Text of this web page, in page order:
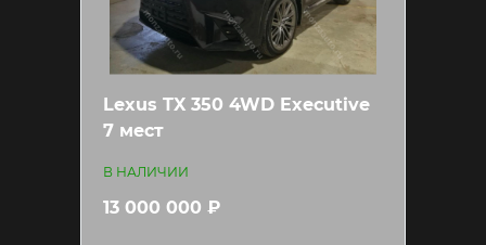
Lexus TX 350 4WD Executive
7 мест
В НАЛИЧИИ
13 000 000 ₽